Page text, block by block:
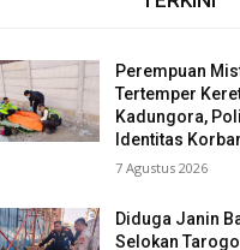
Perempuan
Tertemper
Kadungora,
Identitas
7 Agustus 2026
Diduga Janin
Selokan